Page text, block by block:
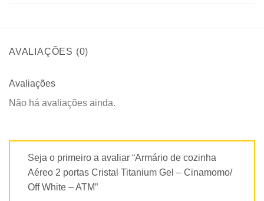
AVALIAÇÕES (0)
Avaliações
Não há avaliações ainda.
Seja o primeiro a avaliar “Armário de cozinha
Aéreo 2 portas Cristal Titanium Gel – Cinamomo/
Off White – ATM”